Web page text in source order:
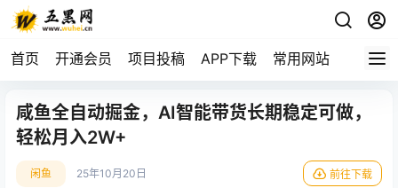
首页 开通会员 项目投稿 APP下载 常用网站
咸鱼全自动掘金，AI智能带货长期稳定可做，
轻松月入2W+
闲鱼 25年10月20日 前往下载